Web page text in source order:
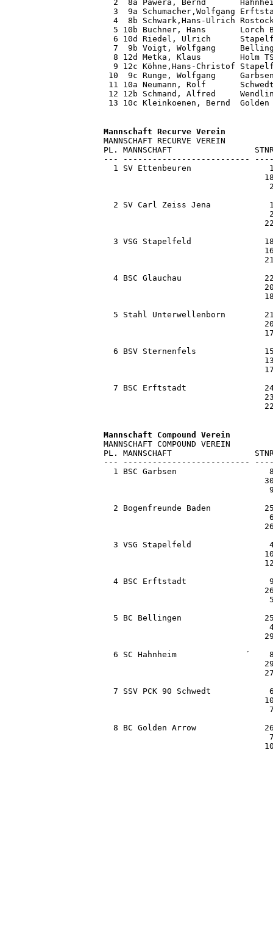
2  8a Pawera, Bernd
3  9a Schumacher,Wolfgang
4  8b Schwark,Hans-Ulrich
5 10b Buchner, Hans       Lorch
6 10d Riedel, Ulrich
7  9b Voigt, Wolfgang
8 12d Metka, Klaus        Holm
9 12c Köhne,Hans-Christof
10  9c Runge, Wolfgang
11 10a Neumann, Rolf
12 12b Schmand, Alfred
13 10c Kleinkoenen, Bernd
MANNSCHAFT RECURVE VEREIN
PL. MANNSCHAFT
--- --------------------------
1 SV Ettenbeuren
2 SV Carl Zeiss Jena
3 VSG Stapelfeld
4 BSC Glauchau
5 Stahl Unterwellenborn
6 BSV Sternenfels
7 BSC Erftstadt
MANNSCHAFT COMPOUND VEREIN
PL. MANNSCHAFT
--- --------------------------
1 BSC Garbsen
2 Bogenfreunde Baden
3 VSG Stapelfeld
4 BSC Erftstadt
5 BC Bellingen
6 SC Hahnheim              ´
7 SSV PCK 90 Schwedt
8 BC Golden Arrow